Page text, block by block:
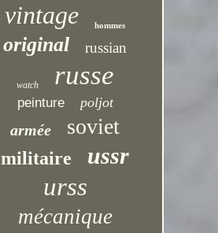
vintage hommes
original russian
watch russe
peinture poljot
armée soviet
militaire ussr
urss
mécanique